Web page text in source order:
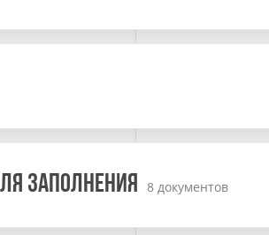
ЗАПОЛНЕНИЯ 8 документов